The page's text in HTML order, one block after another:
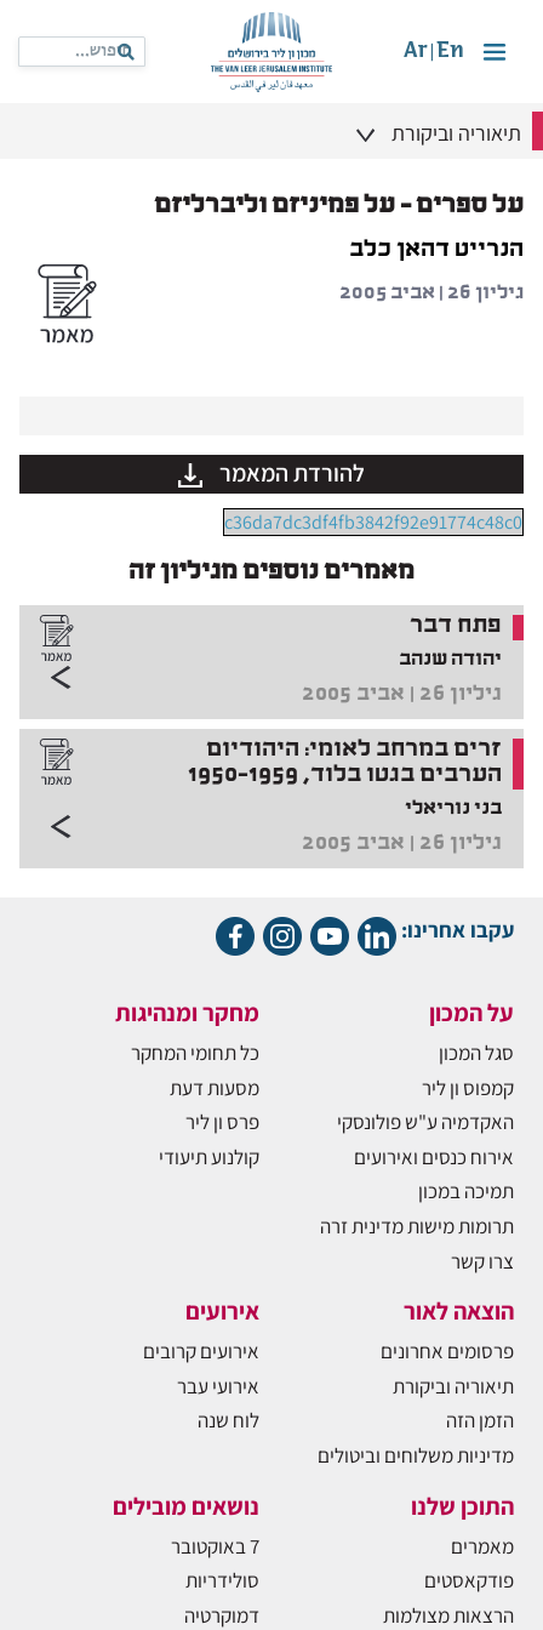
En
Ar
תיאוריה וביקורת
על ספרים – על פמיניזם וליברליזם
הנרייט דהאן כלב
גיליון 26 | אביב 2005
להורדת המאמר
c36da7dc3df4fb3842f92e91774c48c0
מאמרים נוספים מגיליון זה
פתח דבר
יהודה שנהב
גיליון 26 | אביב 2005
זרים במרחב לאומי: היהודיום
הערבים בגטו בלוד, 1950-1959
בני נוריאלי
גיליון 26 | אביב 2005
עקבו אחרינו:
על המכון
סגל המכון
קמפוס ון ליר
האקדמיה ע"ש פולונסקי
אירוח כנסים ואירועים
תמיכה במכון
תרומות מישות מדינית זרה
צרו קשר
מחקר ומנהיגות
כל תחומי המחקר
מסעות דעת
פרס ון ליר
קולנוע תיעודי
הוצאה לאור
פרסומים אחרונים
תיאוריה וביקורת
הזמן הזה
מדיניות משלוחים וביטולים
אירועים
אירועים קרובים
אירועי עבר
לוח שנה
התוכן שלנו
מאמרים
פודקאסטים
הרצאות מצולמות
נושאים מובילים
7 באוקטובר
סולידריות
דמוקרטיה